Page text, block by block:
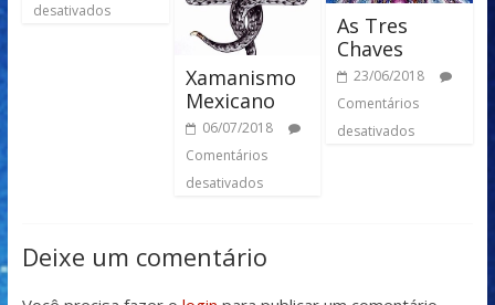
desativados
Xamanismo
Mexicano
06/07/2018
Comentários
desativados
As Tres
Chaves
23/06/2018
Comentários
desativados
Deixe um comentário